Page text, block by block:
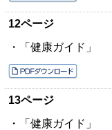
12ページ
・「健康ガイド」
13ページ
・「健康ガイド」